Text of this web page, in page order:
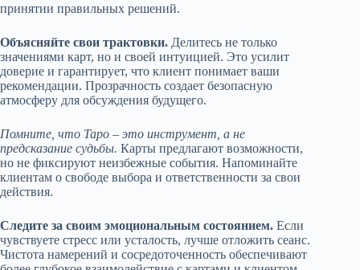
принятии правильных решений.
Объясняйте свои трактовки. Делитесь не только
значениями карт, но и своей интуицией. Это усилит
доверие и гарантирует, что клиент понимает ваши
рекомендации. Прозрачность создает безопасную
атмосферу для обсуждения будущего.
Помните, что Таро – это инструмент, а не
предсказание судьбы. Карты предлагают возможности,
но не фиксируют неизбежные события. Напоминайте
клиентам о свободе выбора и ответственности за свои
действия.
Следите за своим эмоциональным состоянием. Если
чувствуете стресс или усталость, лучше отложить сеанс.
Чистота намерений и сосредоточенность обеспечивают